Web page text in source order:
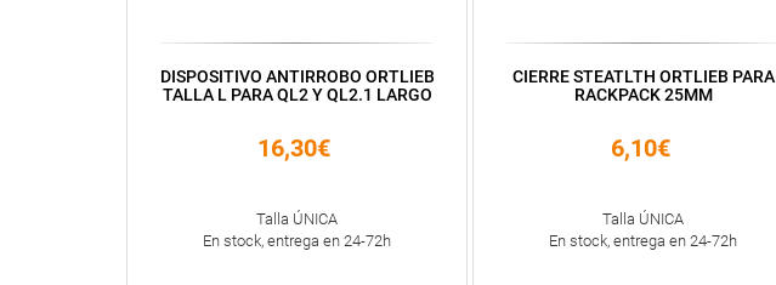
DISPOSITIVO ANTIRROBO ORTLIEB
TALLA L PARA QL2 Y QL2.1 LARGO
16,30€
Talla ÚNICA
En stock, entrega en 24-72h
CIERRE STEATLTH ORTLIEB PARA
RACKPACK 25MM
6,10€
Talla ÚNICA
En stock, entrega en 24-72h